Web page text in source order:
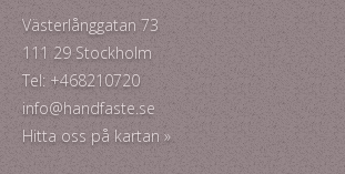
Västerlånggatan 73
111 29 Stockholm
Tel: +468210720
info@handfaste.se
Hitta oss på kartan »